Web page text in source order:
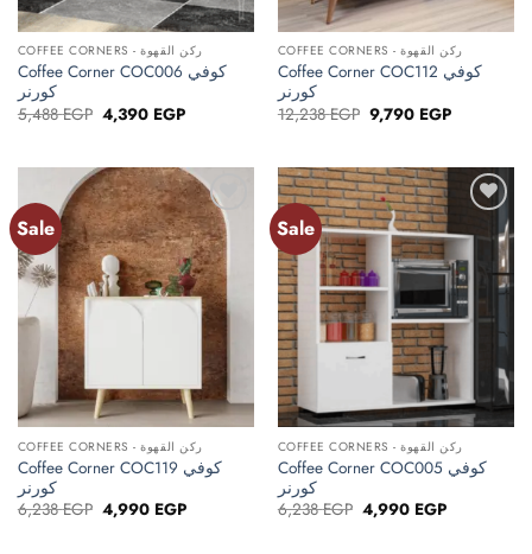
COFFEE CORNERS - ركن القهوة
Coffee Corner COC006 كوفي
كورنر
5,488EGP Original
price
4,390 EGPCurrent
COFFEE CORNERS - ركن القهوة
Coffee Corner COC112 كوفي
كورنر
12,238EGP Original
price
9,790 EGPCurrent
Sale
Add to
wishlist
COFFEE CORNERS - ركن القهوة
Coffee Corner COC119 كوفي
كورنر
6,238EGP Original
price
4,990 EGPCurrent
Sale
wishlist
COFFEE CORNERS - ركن القهوة
Coffee Corner COC005 كوفي
كورنر
6,238EGP Original
price
4,990 EGPCurrent